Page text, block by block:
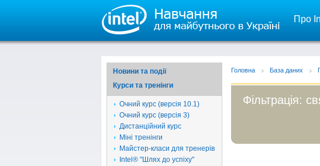
Про
Новини та події
Курси та тренінги
Очний курс (версія 10.1)
Очний курс (версія 3)
Дистанційний курс
Міні тренінги
Майстер-класи для тренерів
Intel® "Шлях до успіху"
Головна База даних
Фільтрація: